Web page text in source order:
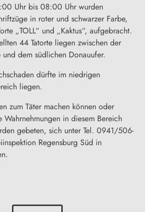
Uhr bis 08:00 Uhr wurden
in roter und schwarzer Farbe,
„TOLL“ und „Kaktus“, aufgebracht.
44 Tatorte liegen zwischen der
dem südlichen Donauufer.
dürfte im niedrigen
liegen.
zum Täter machen können oder
Wahrnehmungen in diesem Bereich
gebeten, sich unter Tel. 0941/506-
Regensburg Süd in